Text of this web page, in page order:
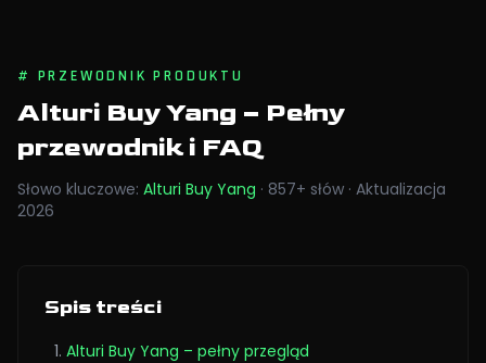
# PRZEWODNIK PRODUKTU
Alturi Buy Yang – Pełny
przewodnik i FAQ
Słowo kluczowe: Alturi Buy Yang · 857+ słów · Aktualizacja
2026
Spis treści
Alturi Buy Yang – pełny przegląd